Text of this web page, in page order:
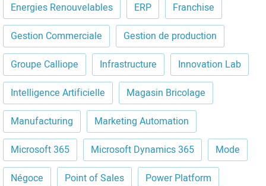
Energies Renouvelables
ERP
Franchise
Gestion Commerciale
Gestion de production
Groupe Calliope
Infrastructure
Innovation Lab
Intelligence Artificielle
Magasin Bricolage
Manufacturing
Marketing Automation
Microsoft 365
Microsoft Dynamics 365
Mode
Négoce
Point of Sales
Power Platform